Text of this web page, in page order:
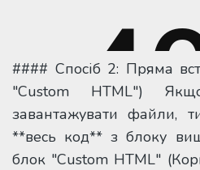
#### Спосіб 2: Пряма
"Custom HTML")
завантажувати файли,
**весь код** з блоку
блок "Custom HTML"